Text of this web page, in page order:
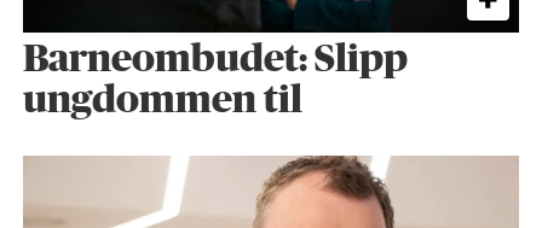
Barneombudet: Slipp
ungdommen til